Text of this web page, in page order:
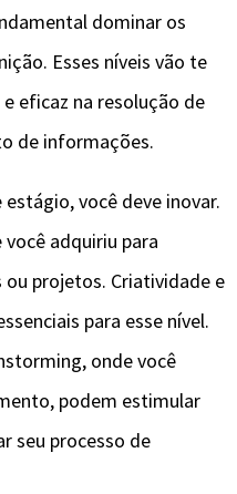
dominar os
Esses níveis vão te
eficaz na resolução de
de informações.
estágio, você deve inovar.
adquiriu para
ou projetos. Criatividade e
para esse nível.
onde você
podem estimular
seu processo de